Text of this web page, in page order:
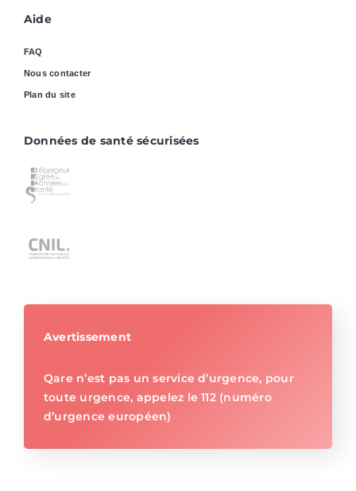
Aide
FAQ
Nous contacter
Plan du site
Données de santé sécurisées
Avertissement
Qare n’est pas un service d’urgence, pour
toute urgence, appelez le 112 (numéro
d’urgence européen)